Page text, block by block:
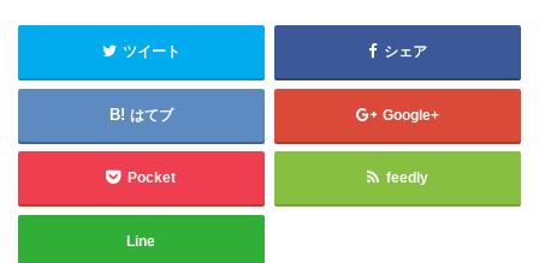
ツイート シェア
はてブ Google+
Pocket feedly
Line